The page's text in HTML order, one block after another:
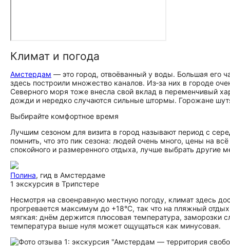
Климат и погода
Амстердам — это город, отвоёванный у воды. Большая его
здесь построили множество каналов. Из‑за них в городе
Северного моря тоже внесла свой вклад в переменчивый
дожди и нередко случаются сильные штормы. Горожане
Выбирайте комфортное время
Лучшим сезоном для визита в город называют период с
помнить, что это пик сезона: людей очень много, цены на
спокойного и размеренного отдыха, лучше выбрать другие
Полина, гид в Амстердаме
1 экскурсия в Трипстере
Несмотря на своенравную местную погоду, климат здесь
прогревается максимум до +18°C, так что на пляжный
мягкая: днём держится плюсовая температура, заморозки
температура выше нуля может ощущаться как минусовая.